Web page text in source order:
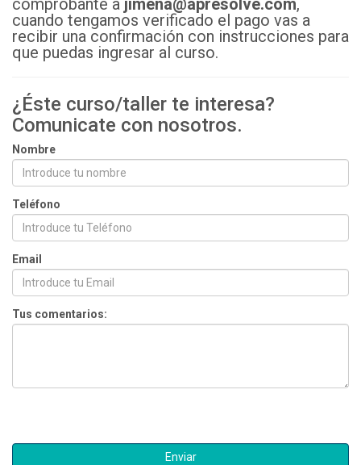
comprobante a jimena@apresolve.com,
cuando tengamos verificado el pago vas a
recibir una confirmación con instrucciones para
que puedas ingresar al curso.
¿Éste curso/taller te interesa?
Comunicate con nosotros.
Nombre
Teléfono
Email
Tus comentarios: